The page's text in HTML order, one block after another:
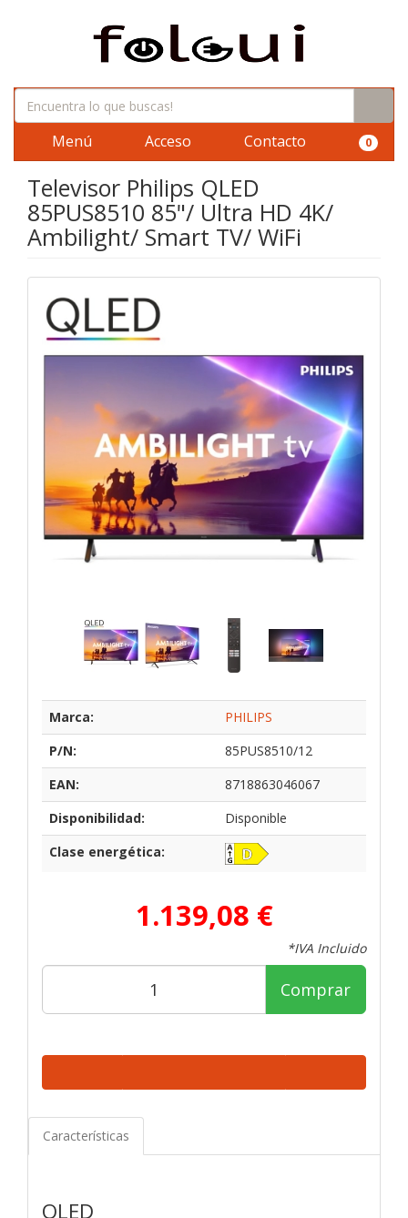
Menú Acceso Contacto 0
Televisor Philips QLED
85PUS8510 85"/ Ultra HD 4K/
Ambilight/ Smart TV/ WiFi
Marca:
PHILIPS
P/N:
85PUS8510/12
EAN:
8718863046067
Disponibilidad:
Disponible
Clase energética:
1.139,08 €
*IVA Incluido
Comprar
Características
QLED